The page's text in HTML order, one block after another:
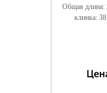
Общая длина:
клинка: